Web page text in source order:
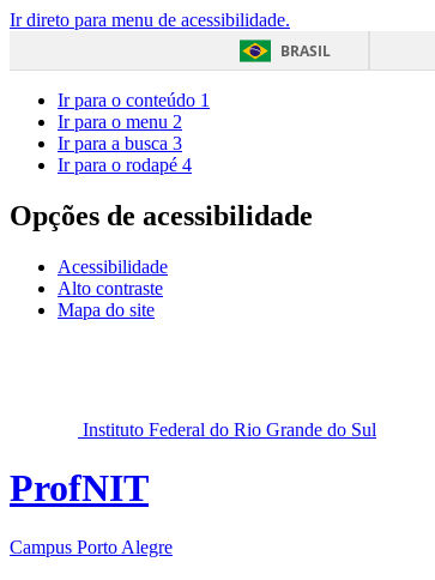
Ir direto para menu de acessibilidade.
BRASIL
Ir para o conteúdo 1
Ir para o menu 2
Ir para a busca 3
Ir para o rodapé 4
Opções de acessibilidade
Acessibilidade
Alto contraste
Mapa do site
Instituto Federal do Rio Grande do Sul
ProfNIT
Campus Porto Alegre